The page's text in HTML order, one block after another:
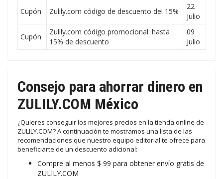
Cupón Zulily.com código de descuento del 15%
22
Julio
Cupón
Zulily.com código promocional: hasta
15% de descuento
09
Julio
Consejo para ahorrar dinero en
ZULILY.COM México
¿Quieres conseguir los mejores precios en la tienda online de
ZULILY.COM? A continuación te mostramos una lista de las
recomendaciones que nuestro equipo editorial te ofrece para
beneficiarte de un descuento adicional:
Compre al menos $ 99 para obtener envío gratis de
ZULILY.COM